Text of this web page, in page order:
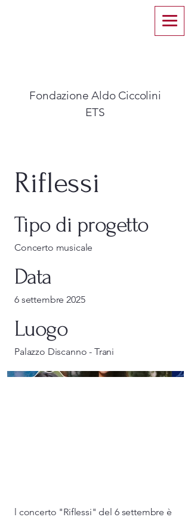
Fondazione Aldo Ciccolini
ETS​
Riflessi
Tipo di progetto
Concerto musicale
Data
6 settembre 2025
Luogo
Palazzo Discanno - Trani
l concerto "Riflessi" del 6 settembre è